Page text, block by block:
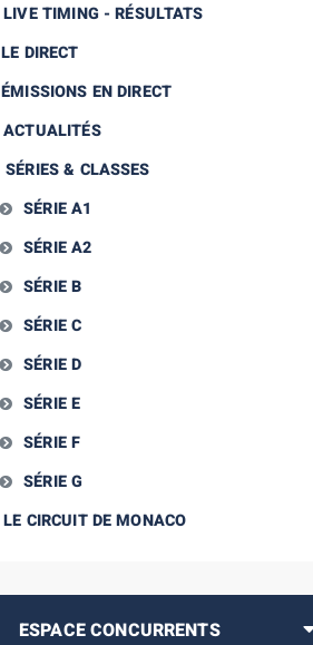
LIVE TIMING - RÉSULTATS
LE DIRECT
ÉMISSIONS EN DIRECT
ACTUALITÉS
SÉRIES & CLASSES
SÉRIE A1
SÉRIE A2
SÉRIE B
SÉRIE C
SÉRIE D
SÉRIE E
SÉRIE F
SÉRIE G
LE CIRCUIT DE MONACO
ESPACE CONCURRENTS